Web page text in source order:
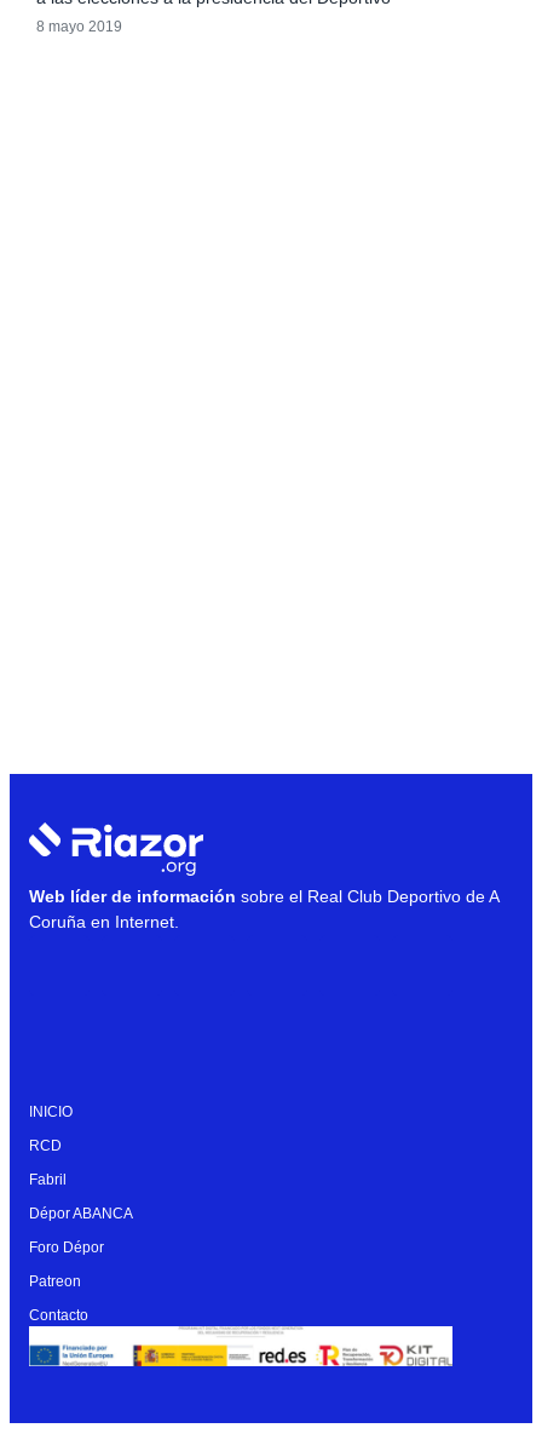
8 mayo 2019
Web líder de información sobre el Real Club Deportivo de A
Coruña en Internet.
INICIO
RCD
Fabril
Dépor ABANCA
Foro Dépor
Patreon
Contacto